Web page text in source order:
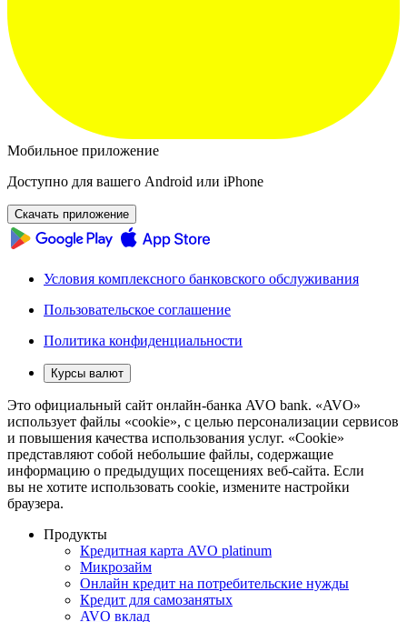
Мобильное приложение
Доступно для вашего Android или iPhone
Скачать приложение
Условия комплексного банковского обслуживания
Пользовательское соглашение
Политика конфиденциальности
Курсы валют
Это официальный сайт онлайн-банка AVO bank. «AVO»
использует файлы «cookie», с целью персонализации сервисов
и повышения качества использования услуг. «Cookie»
представляют собой небольшие файлы, содержащие
информацию о предыдущих посещениях веб-сайта. Если
вы не хотите использовать cookie, измените настройки
браузера.
Продукты
Кредитная карта AVO platinum
Микрозайм
Онлайн кредит на потребительские нужды
Кредит для самозанятых
AVO вклад